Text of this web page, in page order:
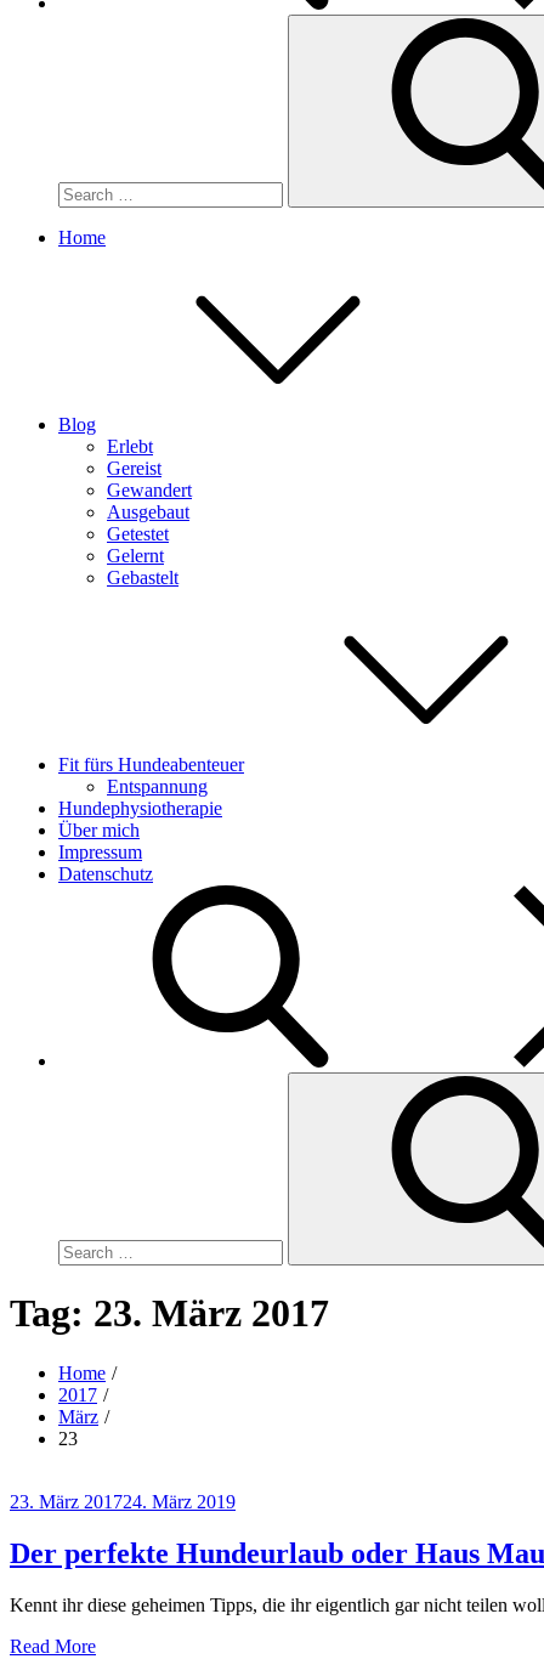
Home
Blog
Erlebt
Gereist
Gewandert
Ausgebaut
Getestet
Gelernt
Gebastelt
Fit fürs Hundeabenteuer
Entspannung
Hundephysiotherapie
Über mich
Impressum
Datenschutz
Tag: 23. März 2017
Home
2017
März
23
Posted
23. März 201724. März 2019
Der perfekte Hundeurlaub oder Haus
Kennt ihr diese geheimen Tipps, die ihr eigentlich gar nicht teilen
Read More